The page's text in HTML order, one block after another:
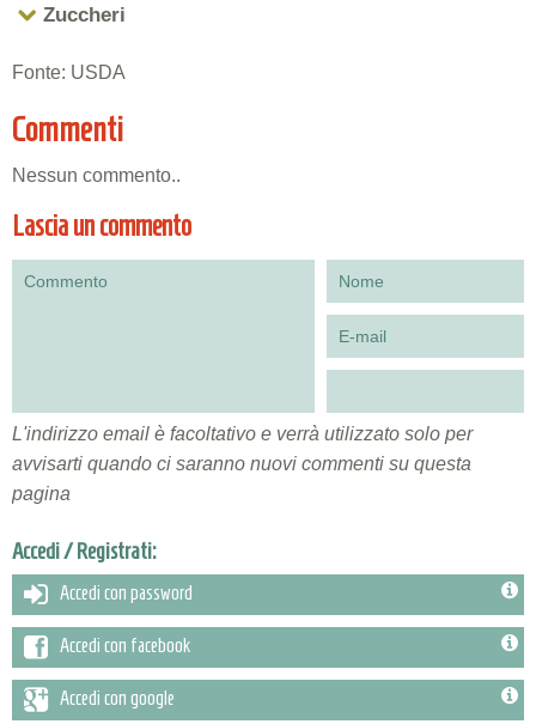
Zuccheri
Fonte: USDA
Commenti
Nessun commento..
Lascia un commento
L'indirizzo email è facoltativo e verrà utilizzato solo per
avvisarti quando ci saranno nuovi commenti su questa
pagina
Accedi / Registrati:
Accedi con password
Accedi con facebook
Accedi con google